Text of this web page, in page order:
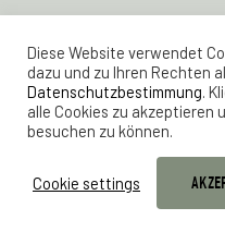
Werkstatt 044 461 21 23
Lager Feldstrasse 24
Samstags 11 -16 Uhr
Maps Link Feldstrasse 24
Diese Website verwendet
dazu und zu Ihren Rechten
Datenschutzbestimmung.
alle Cookies zu akzeptieren
besuchen zu können.
Cookie settings